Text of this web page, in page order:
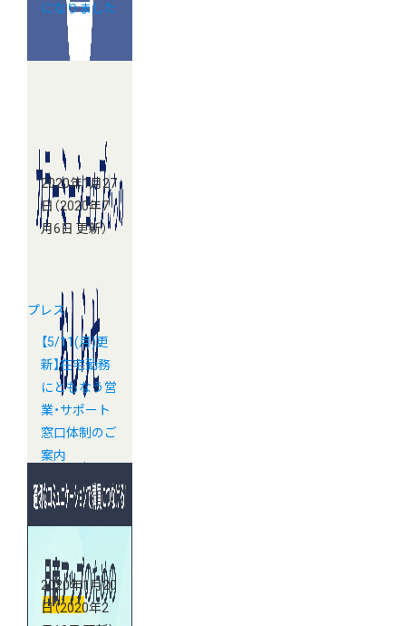
になりました
2020年1月27
日 （2020年7
月6日 更新）
プレス
【5/11(月)更
新】在宅勤務
にともなう営
業・サポート
窓口体制のご
案内
2020年1月20
日（2020年2